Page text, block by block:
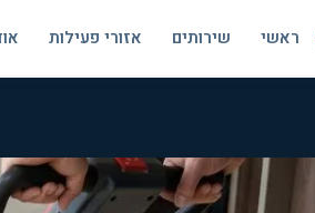
ראשי שירותים אזורי פעילות